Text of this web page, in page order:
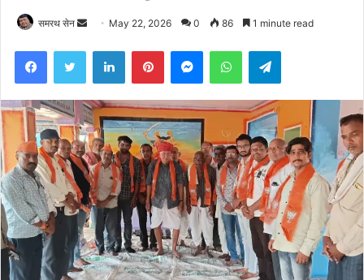
समरथ सेन
Send
email
May 22, 2026 0 86 1 minute read
FacebookTwitter LinkedInPinterestMessengerWhatsAppTelegram